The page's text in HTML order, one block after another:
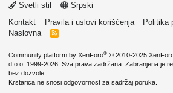
Svetli stil
Srpski
Kontakt
Pravila i uslovi korišćenja Politika
Naslovna
R
Community platform by XenForo® © 2010-2025
d.o.o. 1999-2026. Sva prava zadržana. Zabranjena je
bez dozvole.
Krstarica ne snosi odgovornost za sadržaj poruka.